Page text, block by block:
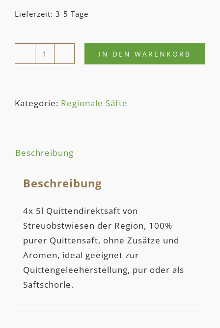
Lieferzeit: 3-5 Tage
4x
DIREKT­
IN DEN WARENKORB
Kategorie: Regionale Säfte
Beschreibung
Beschreibung
4x 5l Quittendirektsaft von
Streuobstwiesen der Region, 100%
purer Quittensaft, ohne Zusätze und
Aromen, ideal geeignet zur
Quittengeleeherstellung, pur oder als
Saftschorle.